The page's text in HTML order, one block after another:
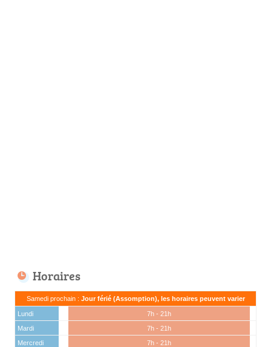
Horaires
Samedi prochain : Jour férié (Assomption), les horaires peuvent varier
Lundi
7h - 21h
Mardi
7h - 21h
Mercredi
7h - 21h